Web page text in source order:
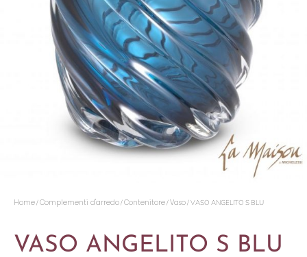
Home/Complementi d'arredo/Contenitore/Vaso/ VASO ANGELITO S BLU
VASO ANGELITO S BLU